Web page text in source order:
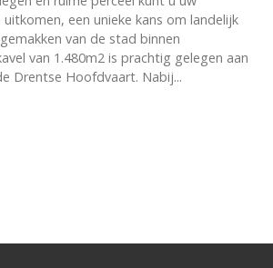
een unieke kans om landelijk
van de stad binnen
van 1.480m2 is prachtig gelegen aan
Drentse Hoofdvaart. Nabij...